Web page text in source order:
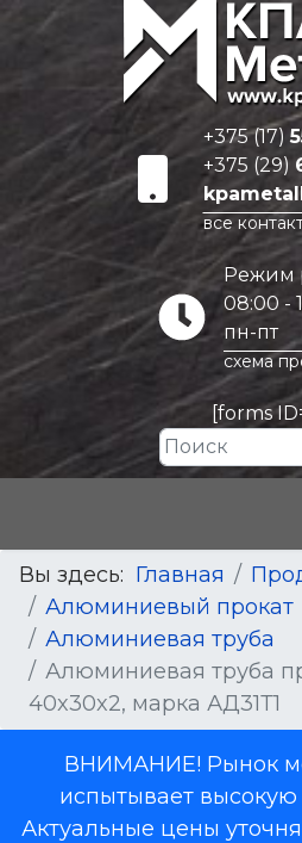
+375 (17)
+375 (29)
все
Режим
08:00 -
пн-пт
схема
[forms
Вы здесь: Главная
Алюминиевый прокат
Алюминиевая труба
Алюминиевая труба
40x30x2, марка АД31Т1
ВНИМАНИЕ! Рынок
испытывает высокую
Актуальные цены